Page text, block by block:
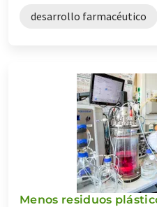
desarrollo farmacéutico
Menos residuos